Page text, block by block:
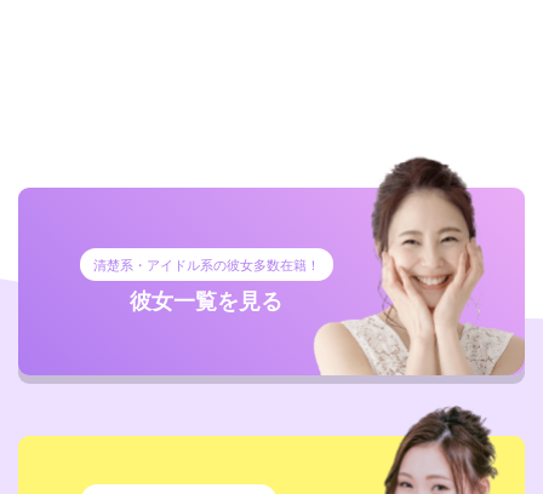
清楚系・アイドル系の彼女多数在籍！
彼女一覧を見る